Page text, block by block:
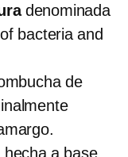
denominada
bacteria and
de
a base